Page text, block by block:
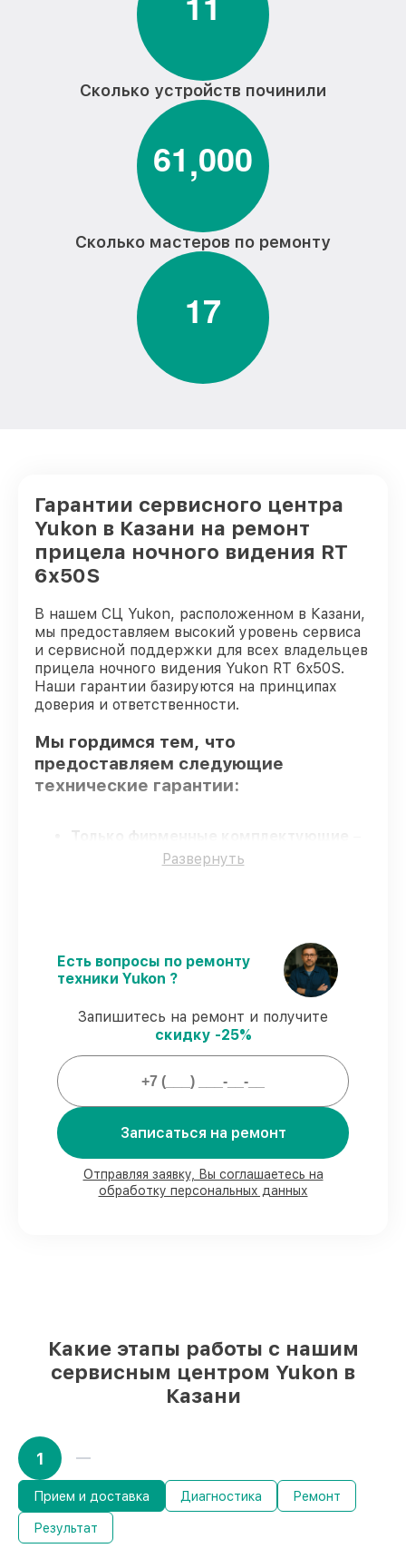
Сколько устройств починили
61,000
Сколько мастеров по ремонту
17
Гарантии сервисного центра
Yukon в Казани на ремонт
прицела ночного видения RT
6x50S
В нашем СЦ Yukon, расположенном в Казани,
мы предоставляем высокий уровень сервиса
и сервисной поддержки для всех владельцев
прицела ночного видения Yukon RT 6x50S.
Наши гарантии базируются на принципах
доверия и ответственности.
Мы гордимся тем, что
предоставляем следующие
технические гарантии:
Только фирменные комплектующие
только подлинные комплектующие.
прицела ночного видения RT 6x50S,
согласованные с клиентом.
Гарантийное обслуживание –
гарантийное сопровождение после
Мы гарантируем:
работ в вашем присутствии
90%комплектующих для прицелов
ночного видения на складе или быстро
поставляются
Развернуть
Есть вопросы по ремонту
техники Yukon ?
Запишитесь на ремонт и получите
скидку -25%
Записаться на ремонт
Отправляя заявку, Вы соглашаетесь на
обработку персональных данных
Какие этапы работы с нашим
сервисным центром Yukon в
Казани
1
Прием и доставка Диагностика Ремонт
Результат